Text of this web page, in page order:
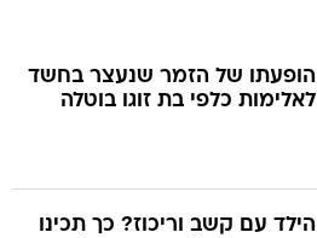
הופעתו של הזמר שנעצר בחשד
לאלימות כלפי בת זוגו בוטלה
הילד עם קשב וריכוז? כך תכינו